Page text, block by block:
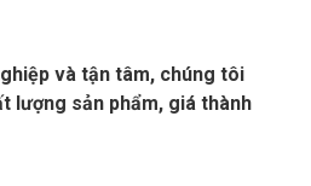
và tận tâm, chúng tôi
lượng sản phẩm, giá thành